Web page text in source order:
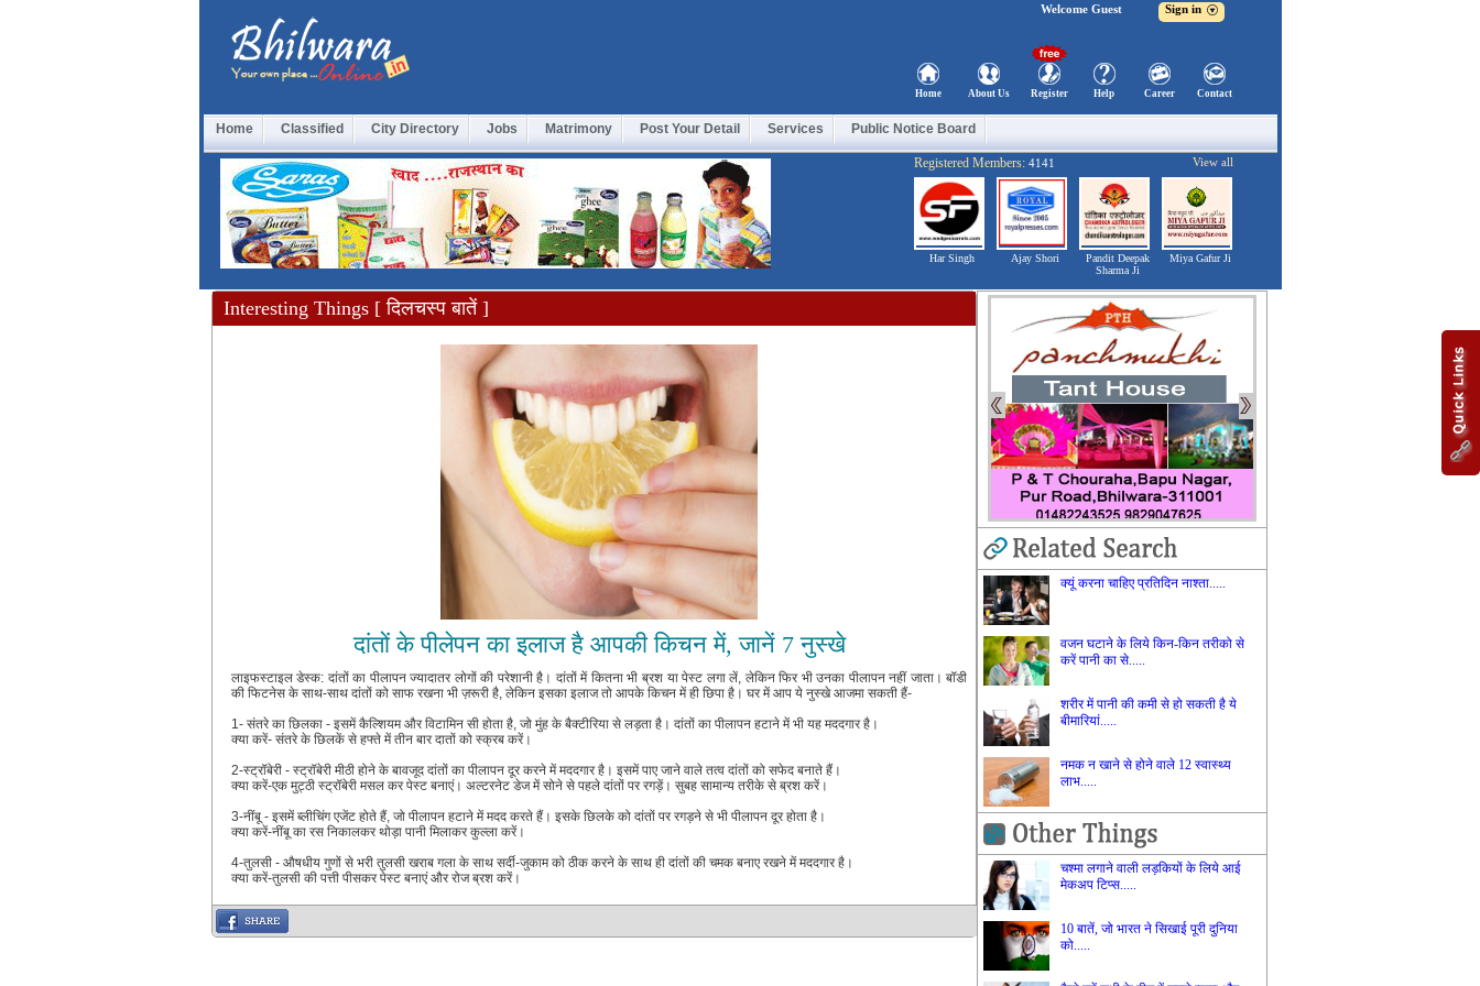
Welcome Guest Sign in
Home About Us Register Help Career Contact
Home Classified City Directory Jobs Matrimony Post Your Detail Services Public Notice Board
Registered Members: 4141 View all
Har Singh Ajay Shori
Pandit Deepak
Sharma Ji
Miya Gafur Ji
Interesting Things [ दिलचस्प बातें ]
दांतों के पीलेपन का इलाज है आपकी किचन में, जानें 7 नुस्खे
लाइफस्टाइल डेस्क: दांतों का पीलापन ज्यादातर लोगों की परेशानी है। दांतों में कितना भी ब्रश या पेस्ट लगा लें, लेकिन फिर भी उनका पीलापन नहीं जाता। बॉडी
की फिटनेस के साथ-साथ दांतों को साफ रखना भी ज़रूरी है, लेकिन इसका इलाज तो आपके किचन में ही छिपा है। घर में आप ये नुस्खे आजमा सकती हैं-
1- संतरे का छिलका - इसमें कैल्शियम और विटामिन सी होता है, जो मुंह के बैक्टीरिया से लड़ता है। दांतों का पीलापन हटाने में भी यह मददगार है।
क्या करें- संतरे के छिलकें से हफ्ते में तीन बार दातों को स्क्रब करें।
2-स्ट्रॉबेरी - स्ट्रॉबेरी मीठी होने के बावजूद दांतों का पीलापन दूर करने में मददगार है। इसमें पाए जाने वाले तत्व दांतों को सफेद बनाते हैं।
क्या करें-एक मुट्ठी स्ट्रॉबेरी मसल कर पेस्ट बनाएं। अल्टरनेट डेज में सोने से पहले दांतों पर रगड़ें। सुबह सामान्य तरीके से ब्रश करें।
3-नींबू - इसमें ब्लीचिंग एजेंट होते हैं, जो पीलापन हटाने में मदद करते हैं। इसके छिलके को दांतों पर रगड़ने से भी पीलापन दूर होता है।
क्या करें-नींबू का रस निकालकर थोड़ा पानी मिलाकर कुल्ला करें।
4-तुलसी - औषधीय गुणों से भरी तुलसी खराब गला के साथ सर्दी-जुकाम को ठीक करने के साथ ही दांतों की चमक बनाए रखने में मददगार है।
क्या करें-तुलसी की पत्ती पीसकर पेस्ट बनाएं और रोज ब्रश करें।
क्‍यूं करना चाहिए प्रतिदिन नाश्‍ता.....
वजन घटाने के लिये किन-किन तरीको से
करें पानी का से.....
शरीर में पानी की कमी से हो सकती है ये
बीमारियां.....
नमक न खाने से होने वाले 12 स्वास्थ्य
लाभ.....
चश्‍मा लगाने वाली लड़कियों के लिये आई
मेकअप टिप्‍स.....
10 बातें, जो भारत ने सिखाई पूरी दुनिया
को.....